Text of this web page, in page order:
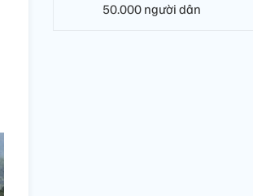
50.000 người dân